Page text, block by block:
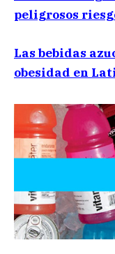
peligrosos
Las bebidas
obesidad en